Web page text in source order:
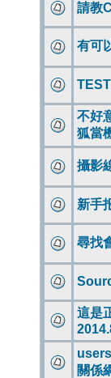
請教
有可
不好
狐當
攝影
新手
尋找
這是
關係